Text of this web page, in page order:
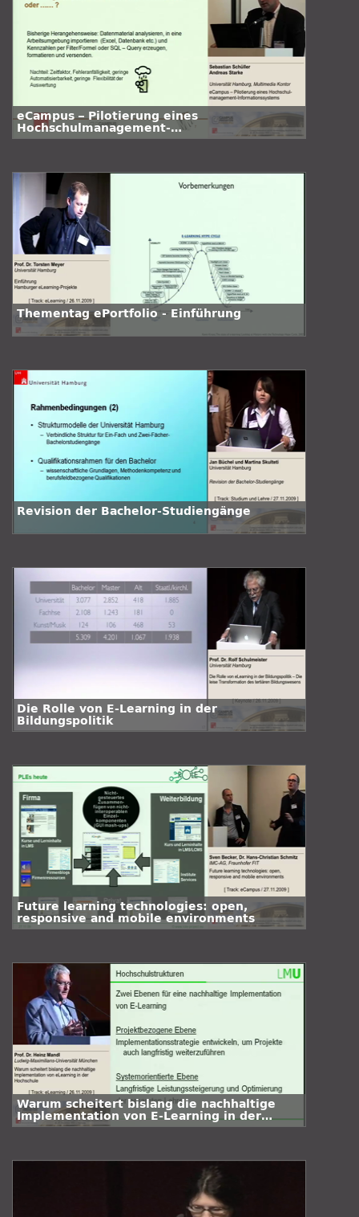
eCampus – Pilotierung eines
Hochschulmanagement-
Informationssystems
Thementag ePortfolio - Einführung
Revision der Bachelor-Studiengänge
Die Rolle von E-Learning in der
Bildungspolitik
Future learning technologies: open,
responsive and mobile environments
Warum scheitert bislang die nachhaltige
Implementation von E-Learning in der
Hochschule?